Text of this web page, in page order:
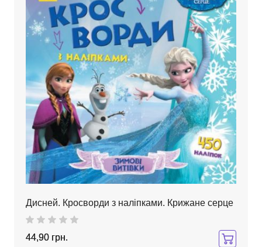
Дисней. Кросворди з наліпками. Крижане серце
44,90 грн.